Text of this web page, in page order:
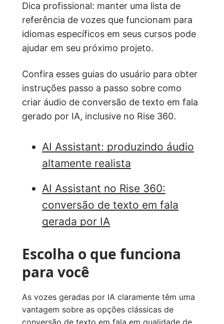
Dica profissional: manter uma lista de
referência de vozes que funcionam para
idiomas específicos em seus cursos pode
ajudar em seu próximo projeto.
Confira esses guias do usuário para obter
instruções passo a passo sobre como
criar áudio de conversão de texto em fala
gerado por IA, inclusive no Rise 360.
AI Assistant: produzindo áudio
altamente realista
AI Assistant no Rise 360:
conversão de texto em fala
gerada por IA
Escolha o que funciona
para você
As vozes geradas por IA claramente têm uma
vantagem sobre as opções clássicas de